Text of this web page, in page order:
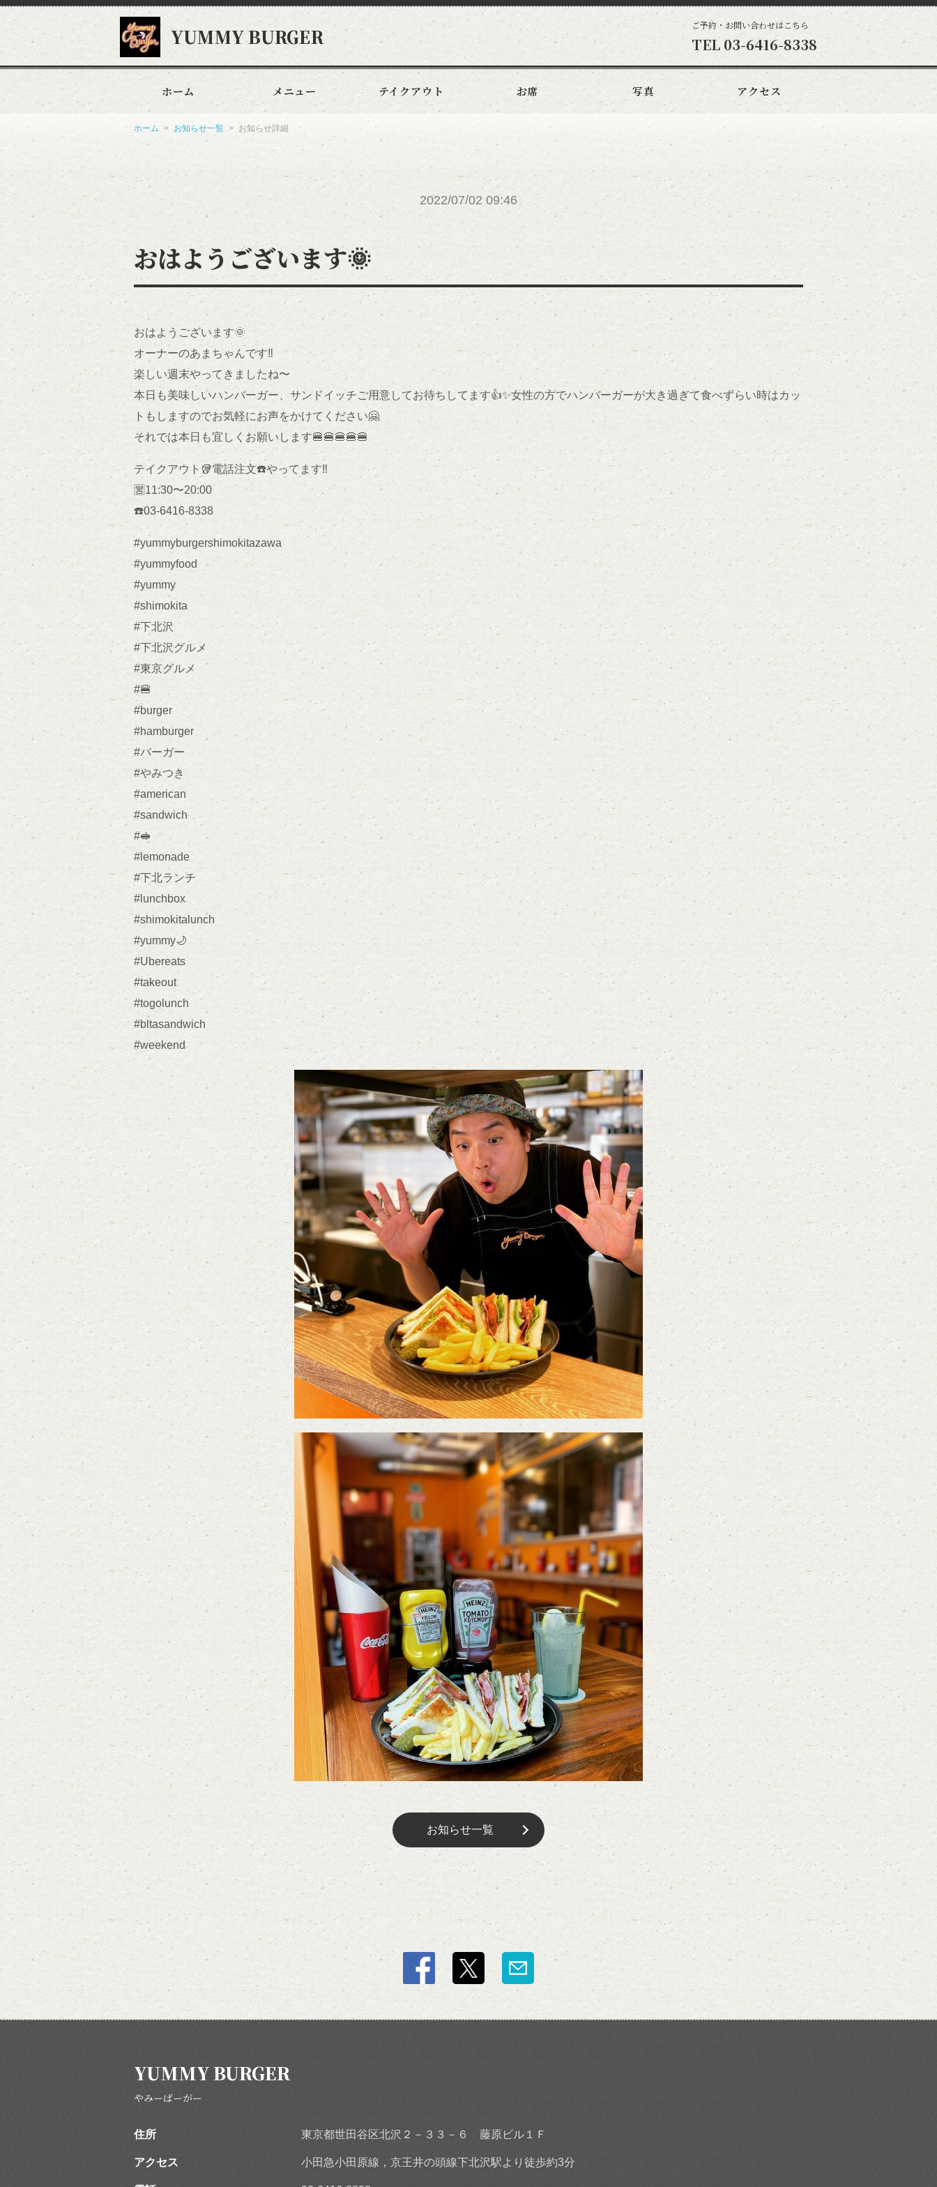
YUMMY BURGER ご予約・お問い合わせはこちら
TEL03-6416-8338
ホーム メニュー テイクアウト お席 写真 アクセス
ホーム お知らせ一覧 お知らせ詳細
2022/07/02 09:46
おはようございます🌞
おはようございます🌞
オーナーのあまちゃんです‼️
楽しい週末やってきましたね〜
本日も美味しいハンバーガー、サンドイッチご用意してお待ちしてます👍✨女性の方でハンバーガーが大き過ぎて食べずらい時はカッ
トもしますのでお気軽にお声をかけてください🤗
それでは本日も宜しくお願いします🍔🍔🍔🍔🍔
テイクアウト🥡電話注文☎️やってます‼️
🈺11:30〜20:00
☎️03-6416-8338
#yummyburgershimokitazawa
#yummyfood
#yummy
#shimokita
#下北沢
#下北沢グルメ
#東京グルメ
#🍔
#burger
#hamburger
#バーガー
#やみつき
#american
#sandwich
#🥪
#lemonade
#下北ランチ
#lunchbox
#shimokitalunch
#yummy🌙
#Ubereats
#takeout
#togolunch
#bltasandwich
#weekend
お知らせ一覧
YUMMY BURGER
やみーばーがー
住所 東京都世田谷区北沢２－３３－６ 藤原ビル１Ｆ
アクセス 小田急小田原線，京王井の頭線下北沢駅より徒歩約3分